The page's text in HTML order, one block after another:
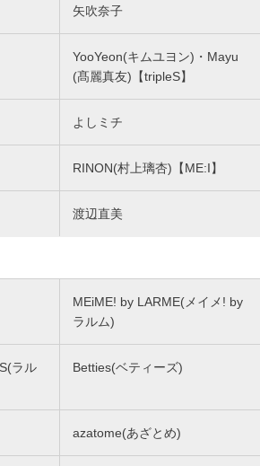
矢吹奈子
YooYeon(キムユヨン)・Mayu
(髙麗真友)【tripleS】
よしミチ
RINON(村上璃杏)【ME:I】
渡辺直美
MEiME! by LARME(メイメ! by
ラルム)
ラル
Betties(ベティーズ)
azatome(あざとめ)